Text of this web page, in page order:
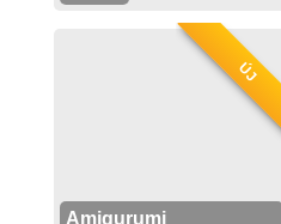
ÚJ
Amigurumi